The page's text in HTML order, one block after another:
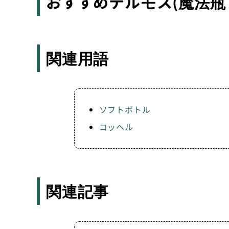
関連用語
ソフトボトル
コッヘル
関連記事